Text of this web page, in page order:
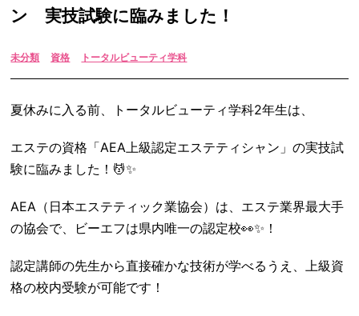
ン 実技試験に臨みました！
未分類 資格 トータルビューティ学科
夏休みに入る前、トータルビューティ学科2年生は、
エステの資格「AEA上級認定エステティシャン」の実技試
験に臨みました！💆✨
AEA（日本エステティック業協会）は、エステ業界最大手
の協会で、ビーエフは県内唯一の認定校👀✨！
認定講師の先生から直接確かな技術が学べるうえ、上級資
格の校内受験が可能です！